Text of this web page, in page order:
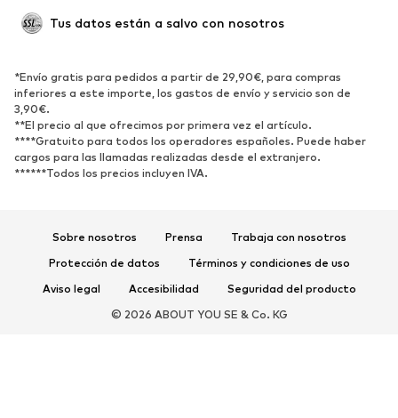
Reciclado
ZAPATOS
Nuevo
Zapatillas de deporte
Botines
Zapatos de tacón y plataforma Botas
Zapatillas de casa
Exclusivo
Tus datos están a salvo con nosotros
*Envío gratis para pedidos a partir de 29,90€, para compras
inferiores a este importe, los gastos de envío y servicio son de
3,90€.
**El precio al que ofrecimos por primera vez el artículo.
****Gratuito para todos los operadores españoles. Puede haber
cargos para las llamadas realizadas desde el extranjero.
******Todos los precios incluyen IVA.
Sobre nosotros Prensa
Trabaja con nosotros
Protección de datos
Términos y condiciones de uso
Aviso legal
Accesibilidad
Seguridad del producto
© 2026 ABOUT YOU SE & Co. KG